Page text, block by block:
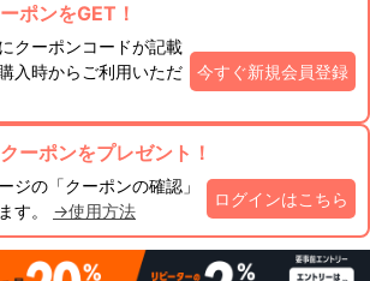
ポンをGET！
クーポンコードが記載
入時からご利用いただ
今すぐ新規会員登録
ーポンをプレゼント！
ジの「クーポンの確認」
す。 →使用方法
ログインはこちら